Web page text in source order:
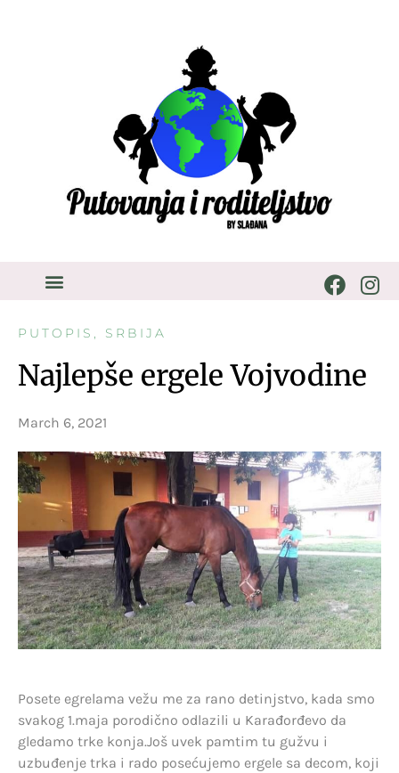
PUTOPIS , SRBIJA
Najlepše ergele Vojvodine
March 6, 2021
Posete egrelama vežu me za rano detinjstvo, kada smo
svakog 1.maja porodično odlazili u Karađorđevo da
gledamo trke konja.Još uvek pamtim tu gužvu i
uzbuđenje trka i rado posećujemo ergele sa decom, koji